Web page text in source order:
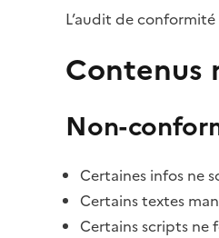
L’audit de
Contenus
Non-
Certaines infos ne
Certains textes
Certains scripts ne